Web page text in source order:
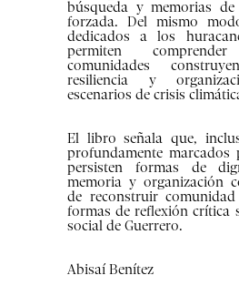
búsqueda y memorias
forzada. Del mismo
dedicados a los
permiten
comunidades
resiliencia y
escenarios de crisis
El libro señala que,
profundamente marcados
persisten formas de
memoria y organización
de reconstruir
formas de reflexión crítica
social de Guerrero.
Abisaí Benítez